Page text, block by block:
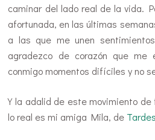
caminar del lado real de la vida.
afortunada, en las últimas
a las que me unen
agradezco de corazón que me
conmigo momentos difíciles y no
Y la adalid de este movimiento
lo real es mi amiga Mila, de